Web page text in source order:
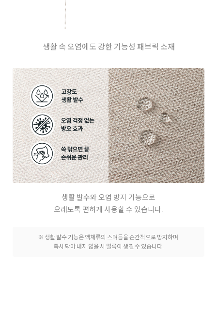
생활 속 오염에도 강한 기능성 패브릭 소재
생활 발수와 오염 방지 기능으로
오래도록 편하게 사용할 수 있습니다.
※ 생활 발수 기능은 액체류의 스며듬을 순간적으로 방지하며,
즉시 닦아 내지 않을 시 얼룩이 생길 수 있습니다.